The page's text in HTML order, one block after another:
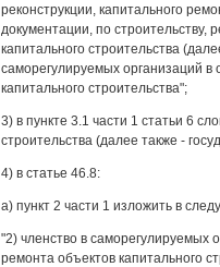
реконструкции, капитального
документации, по строительству,
капитального строительства
саморегулируемых организаций в
капитального строительства";
3) в пункте 3.1 части 1 статьи 6
строительства (далее также -
4) в статье 46.8:
а) пункт 2 части 1 изложить в
"2) членство в саморегулируемых
ремонта объектов капитального